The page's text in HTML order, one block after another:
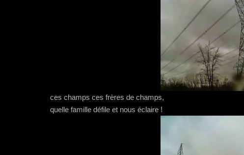
ces champs ces frères de champs,
quelle famille défile et nous éclaire !